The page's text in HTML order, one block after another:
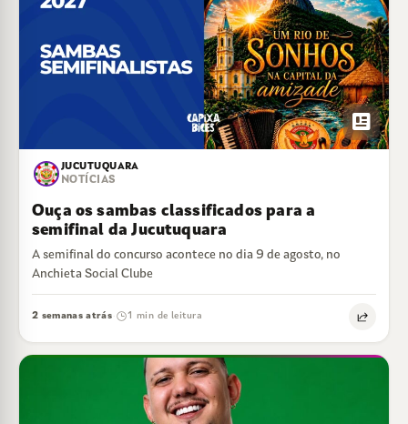
newsmode
JUCUTUQUARA
NOTÍCIAS
Ouça os sambas classificados para a
semifinal da Jucutuquara
A semifinal do concurso acontece no dia 9 de agosto, no
Anchieta Social Clube
2 semanas atrás· 1 min de leitura